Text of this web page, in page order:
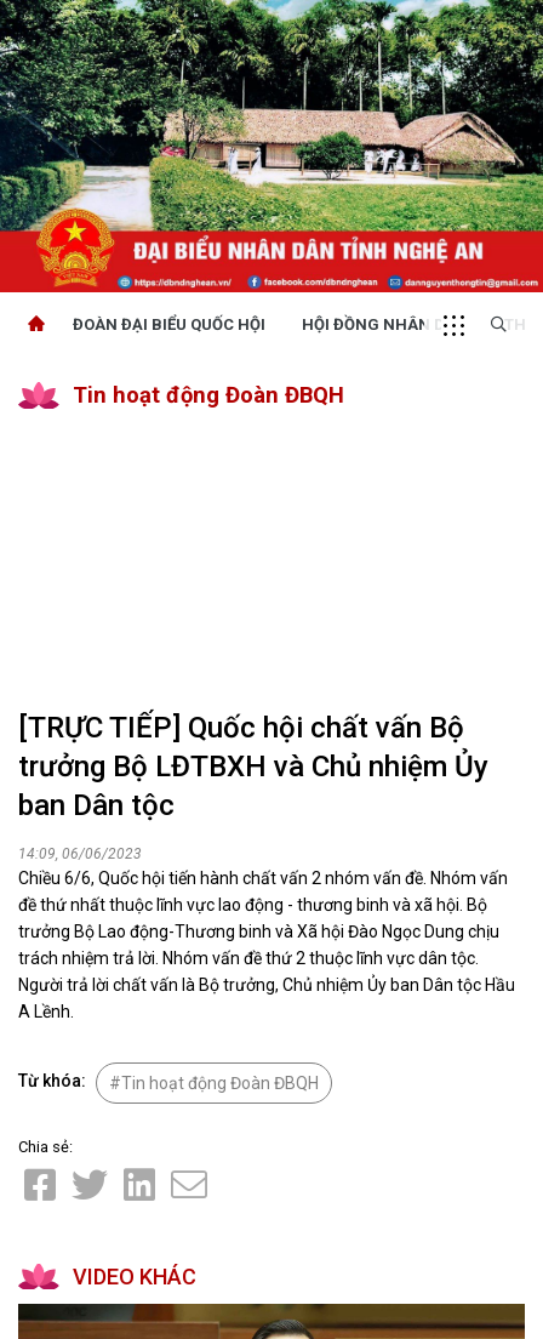
ĐOÀN ĐẠI BIỂU QUỐC HỘI HỘI ĐỒNG NHÂN DÂN
Tin hoạt động Đoàn ĐBQH
[TRỰC TIẾP] Quốc hội chất vấn Bộ
trưởng Bộ LĐTBXH và Chủ nhiệm Ủy
ban Dân tộc
14:09, 06/06/2023
Chiều 6/6, Quốc hội tiến hành chất vấn 2 nhóm vấn đề. Nhóm vấn
đề thứ nhất thuộc lĩnh vực lao động - thương binh và xã hội. Bộ
trưởng Bộ Lao động-Thương binh và Xã hội Đào Ngọc Dung chịu
trách nhiệm trả lời. Nhóm vấn đề thứ 2 thuộc lĩnh vực dân tộc.
Người trả lời chất vấn là Bộ trưởng, Chủ nhiệm Ủy ban Dân tộc Hầu
A Lềnh.
Từ khóa: Tin hoạt động Đoàn ĐBQH
Chia sẻ:
VIDEO KHÁC